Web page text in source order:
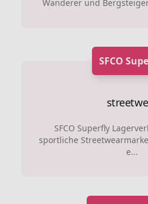
Wanderer und
SFCO
SFCO Superfly
sportliche
e...